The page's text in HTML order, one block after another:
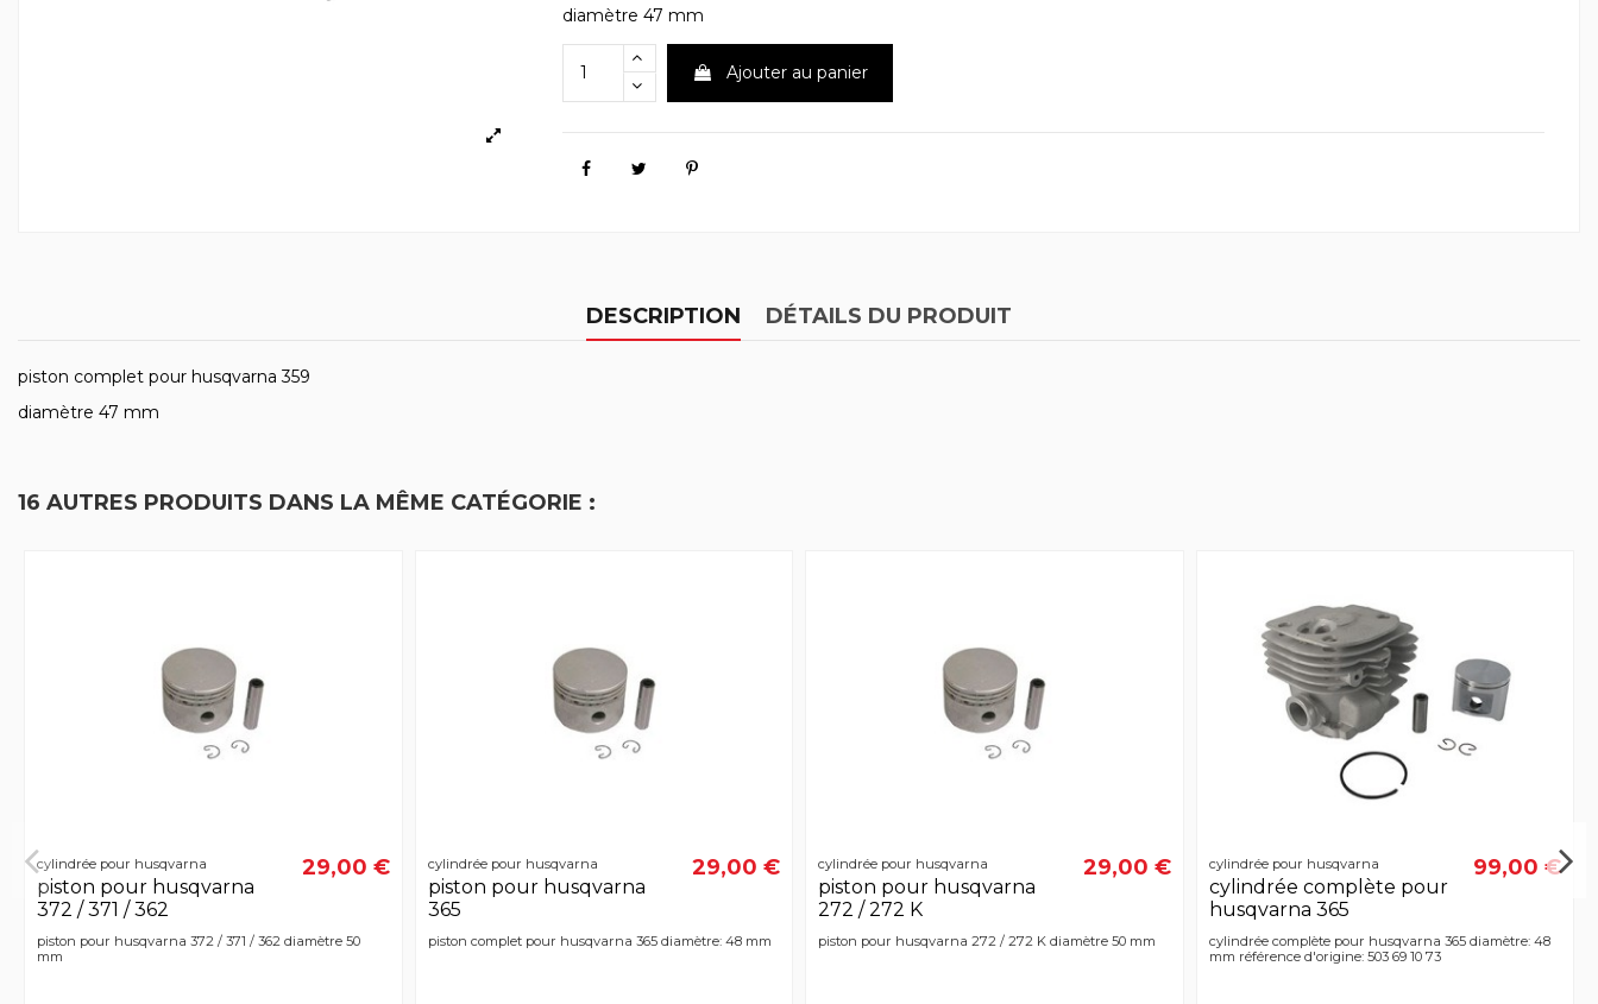
diamètre 47 mm
Ajouter au panier
DESCRIPTION DÉTAILS DU PRODUIT
piston complet pour husqvarna 359
diamètre 47 mm
16 AUTRES PRODUITS DANS LA MÊME CATÉGORIE :
cylindrée pour husqvarna
piston pour husqvarna
372 / 371 / 362
29,00 €
piston pour husqvarna 372 / 371 / 362 diamètre 50
mm
cylindrée pour husqvarna
piston pour husqvarna
365
29,00 €
piston complet pour husqvarna 365 diamètre: 48 mm
cylindrée pour husqvarna
piston pour husqvarna
272 / 272 K
29,00 €
piston pour husqvarna 272 / 272 K diamètre 50 mm
cylindrée pour husqvarna
cylindrée complète pour
husqvarna 365
99,00 €
cylindrée complète pour husqvarna 365 diamètre: 48
mm référence d'origine: 503 69 10 73